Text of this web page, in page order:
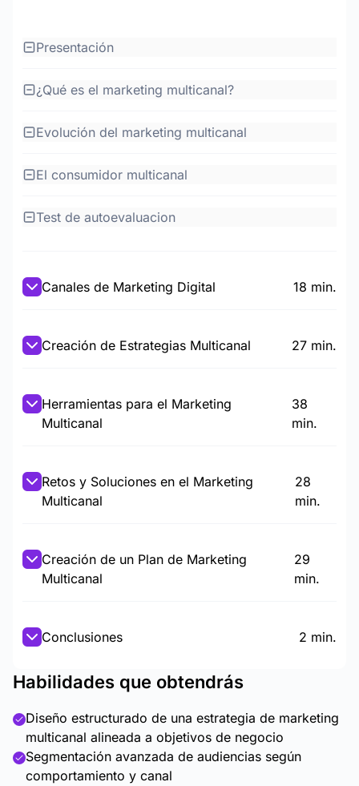
Presentación
¿Qué es el marketing multicanal?
Evolución del marketing multicanal
El consumidor multicanal
Test de autoevaluacion
Canales de Marketing Digital 18 min.
Creación de Estrategias Multicanal 27 min.
Herramientas para el Marketing
Multicanal
38
min.
Retos y Soluciones en el Marketing
Multicanal
28
min.
Creación de un Plan de Marketing
Multicanal
29
min.
Conclusiones 2 min.
Habilidades que obtendrás
Diseño estructurado de una estrategia de marketing
multicanal alineada a objetivos de negocio
Segmentación avanzada de audiencias según
comportamiento y canal